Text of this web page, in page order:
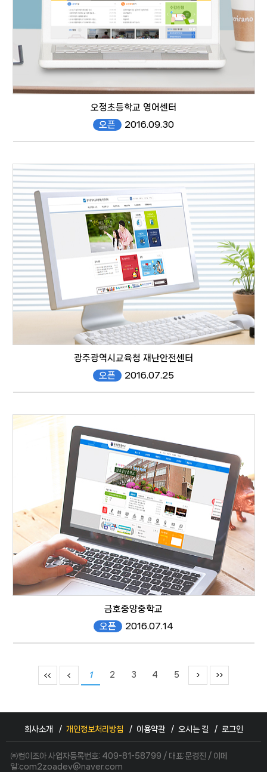
website
오정초등학교 영어센터
오픈
2016.09.30
website
광주광역시교육청 재난안전센터
오픈
2016.07.25
website
금호중앙중학교
오픈
2016.07.14
1 2 3 4 5
회사소개 개인정보처리방침 이용약관 오시는 길 로그인
㈜컴이조아 사업자등록번호: 409-81-58799 / 대표:문경진 / 이메
일:com2zoadev@naver.com